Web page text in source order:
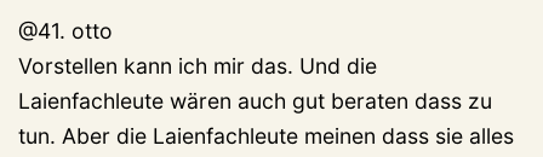
@41. otto
Vorstellen kann ich mir das. Und die
Laienfachleute wären auch gut beraten dass zu
tun. Aber die Laienfachleute meinen dass sie alles